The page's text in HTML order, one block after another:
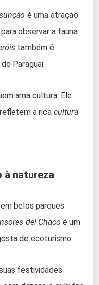
é uma atração
observar a fauna
também é
Paraguai.
ama cultura. Ele
a rica cultura
à natureza
belos parques
del Chaco é um
de ecoturismo.
festividades